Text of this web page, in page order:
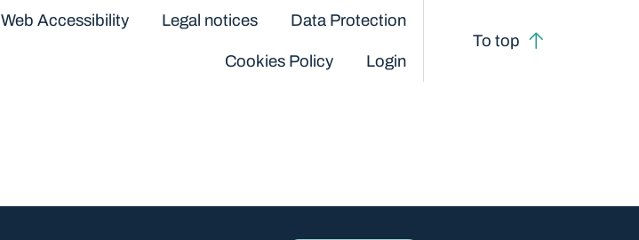
Web Accessibility Legal notices Data Protection
Cookies Policy Login
To top